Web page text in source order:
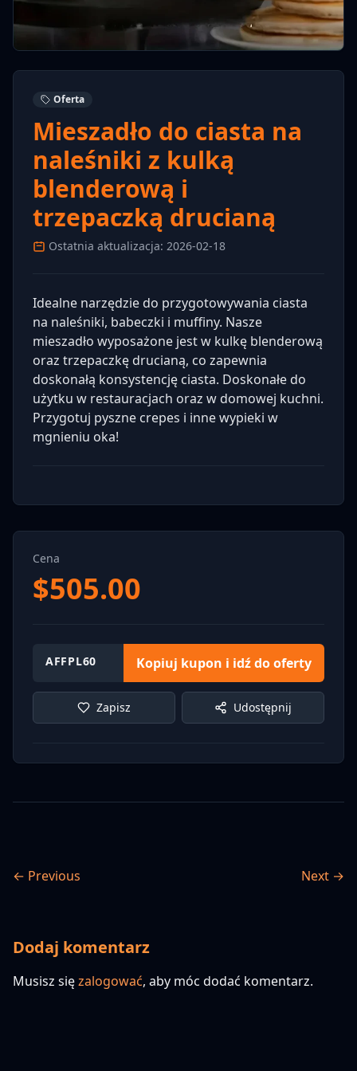
Oferta
Mieszadło do ciasta na
naleśniki z kulką
blenderową i
trzepaczką drucianą
Ostatnia aktualizacja: 2026-02-18
Idealne narzędzie do przygotowywania ciasta
na naleśniki, babeczki i muffiny. Nasze
mieszadło wyposażone jest w kulkę blenderową
oraz trzepaczkę drucianą, co zapewnia
doskonałą konsystencję ciasta. Doskonałe do
użytku w restauracjach oraz w domowej kuchni.
Przygotuj pyszne crepes i inne wypieki w
mgnieniu oka!
Cena
$505.00
AFFPL60 Kopiuj kupon i idź do oferty
Zapisz Udostępnij
← Previous Next →
Dodaj komentarz
Musisz sięzalogować, aby móc dodać komentarz.